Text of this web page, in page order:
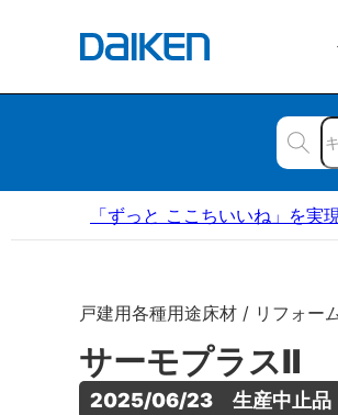
「ずっと ここちいいね」を
戸建用各種用途床材 / リフォー
サーモプラスⅡ
2025/06/23　生産中止品